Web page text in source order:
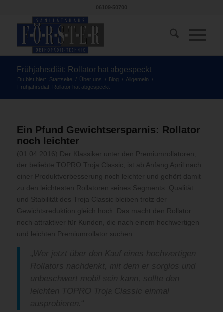
Frühjahrsdiät: Rollator hat abgespeckt
Du bist hier: Startseite / Über uns / Blog / Allgemein /
Frühjahrsdiät: Rollator hat abgespeckt
Ein Pfund Gewichtsersparnis: Rollator
noch leichter
(01.04.2016) Der Klassiker unter den Premiumrollatoren,
der beliebte TOPRO Troja Classic, ist ab Anfang April nach
einer Produktverbesserung noch leichter und gehört damit
zu den leichtesten Rollatoren seines Segments. Qualität
und Stabilität des Troja Classic bleiben trotz der
Gewichtsreduktion gleich hoch.
Das macht den Rollator
noch attraktiver für Kunden, die nach einem hochwertigen
und leichten Premiumrollator suchen.